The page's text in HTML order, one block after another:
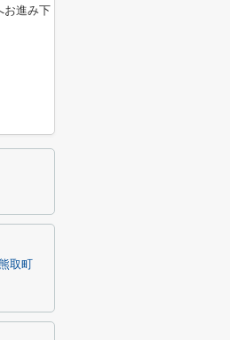
お進み下
取町